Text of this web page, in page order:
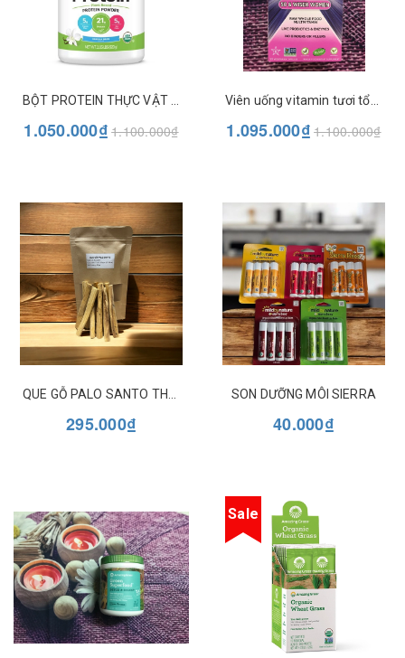
1.050.000₫ 1.100.000₫ 1.095.000₫ 1.100.000₫
295.000₫
SON DƯỠNG MÔI SIERRA
40.000₫
Sale